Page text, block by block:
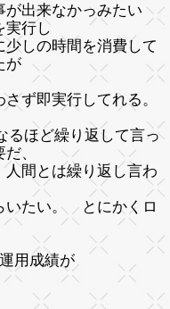
が出来なかっみたい
実行し
しの時間を消費して
が
ず即実行してれる。
るほど繰り返して言っ
、
間とは繰り返し言わ
いたい。 とにかくロ
用成績が